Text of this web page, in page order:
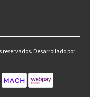
reservados. Desarrollado por